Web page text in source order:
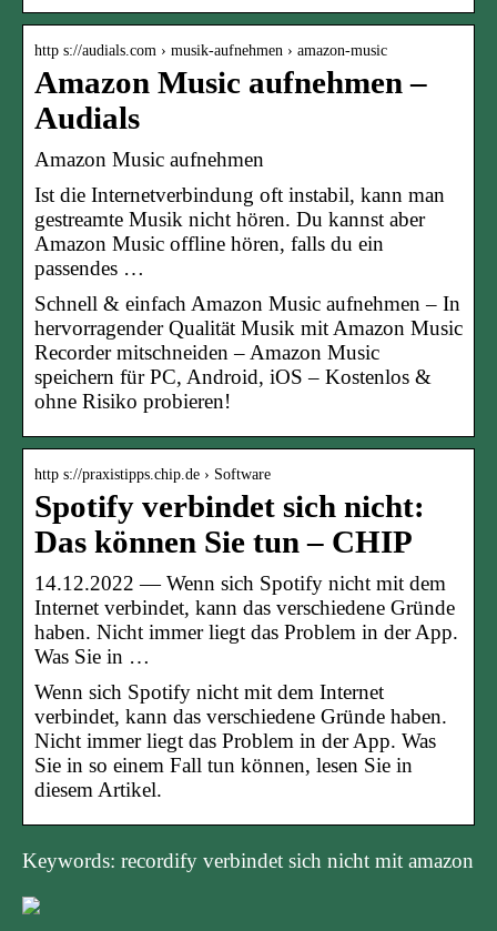
http s://audials.com › musik-aufnehmen › amazon-music
Amazon Music aufnehmen –
Audials
Amazon Music aufnehmen
Ist die Internetverbindung oft instabil, kann man
gestreamte Musik nicht hören. Du kannst aber
Amazon Music offline hören, falls du ein
passendes …
Schnell & einfach Amazon Music aufnehmen – In
hervorragender Qualität Musik mit Amazon Music
Recorder mitschneiden – Amazon Music
speichern für PC, Android, iOS – Kostenlos &
ohne Risiko probieren!
http s://praxistipps.chip.de › Software
Spotify verbindet sich nicht:
Das können Sie tun – CHIP
14.12.2022 — Wenn sich Spotify nicht mit dem
Internet verbindet, kann das verschiedene Gründe
haben. Nicht immer liegt das Problem in der App.
Was Sie in …
Wenn sich Spotify nicht mit dem Internet
verbindet, kann das verschiedene Gründe haben.
Nicht immer liegt das Problem in der App. Was
Sie in so einem Fall tun können, lesen Sie in
diesem Artikel.
Keywords: recordify verbindet sich nicht mit amazon